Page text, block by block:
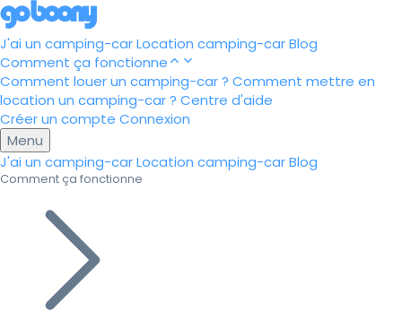
J'ai un camping-carLocation camping-carBlog
Comment ça fonctionne
Comment louer un camping-car ? Comment mettre en
location un camping-car ? Centre d'aide
Créer un compte Connexion
Menu
J'ai un camping-carLocation camping-carBlog
Comment ça fonctionne